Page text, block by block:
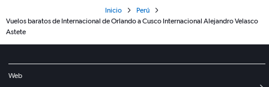
Inicio
Perú
Vuelos baratos de Internacional de Orlando a Cusco Internacional Alejandro Velasco
Astete
Web